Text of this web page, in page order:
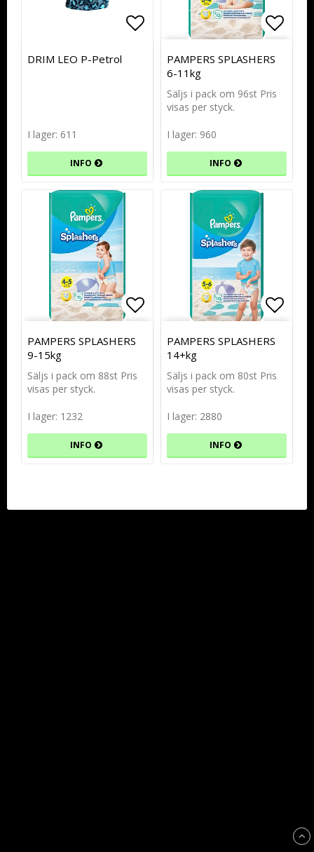
Lägg till i favoritlistan
Lägg till i favoritlistan
DRIM LEO P-Petrol
I lager: 611
INFO
Lägg
PAMPERS SPLASHERS
6-11kg
Säljs i pack om 96st Pris
visas per styck.
I lager: 960
INFO
Lägg till i favoritlistan
PAMPERS SPLASHERS
9-15kg
Säljs i pack om 88st Pris
visas per styck.
I lager: 1232
INFO
Lägg
PAMPERS SPLASHERS
14+kg
Säljs i pack om 80st Pris
visas per styck.
I lager: 2880
INFO